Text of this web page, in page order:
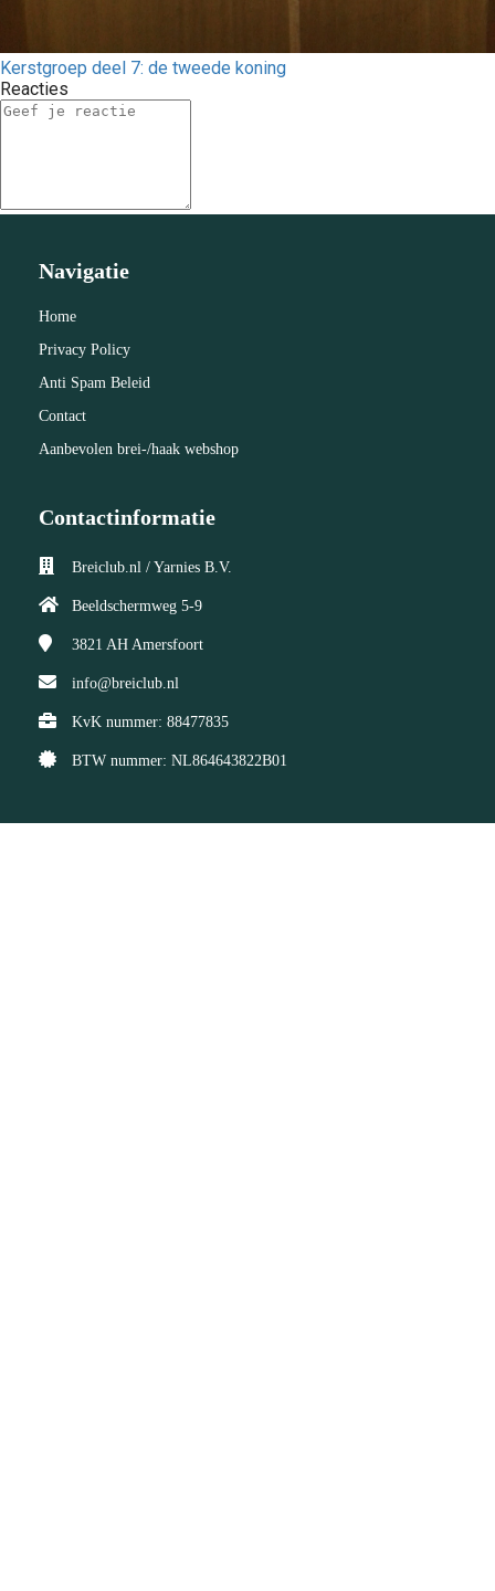
Kerstgroep deel 7: de tweede koning
Reacties
Navigatie
Home
Privacy Policy
Anti Spam Beleid
Contact
Aanbevolen brei-/haak webshop
Contactinformatie
Breiclub.nl / Yarnies B.V.
Beeldschermweg 5-9
3821 AH Amersfoort
info@breiclub.nl
KvK nummer: 88477835
BTW nummer: NL864643822B01